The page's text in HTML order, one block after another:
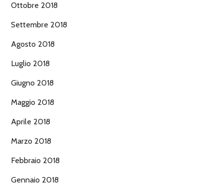
Ottobre 2018
Settembre 2018
Agosto 2018
Luglio 2018
Giugno 2018
Maggio 2018
Aprile 2018
Marzo 2018
Febbraio 2018
Gennaio 2018